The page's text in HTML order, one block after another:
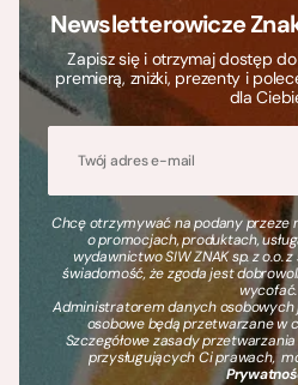
Newsletterowicze
Zapisz się i otrzymaj dostęp
premierą, zniżki, prezenty i
dla
Chcę otrzymywać na podany przeze
o promocjach, produktach,
wydawnictwo SIW ZNAK sp. z o.o.
świadomość, że zgoda jest
wycofać.
Administratorem danych osobowych
osobowe będą przetwarzane w
Szczegółowe zasady
przysługujących Ci prawach,